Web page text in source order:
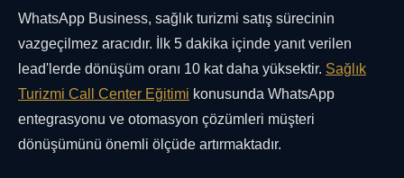
WhatsApp Business, sağlık turizmi satış sürecinin
vazgeçilmez aracıdır. İlk 5 dakika içinde yanıt verilen
lead'lerde dönüşüm oranı 10 kat daha yüksektir. Sağlık
Turizmi Call Center Eğitimi konusunda WhatsApp
entegrasyonu ve otomasyon çözümleri müşteri
dönüşümünü önemli ölçüde artırmaktadır.